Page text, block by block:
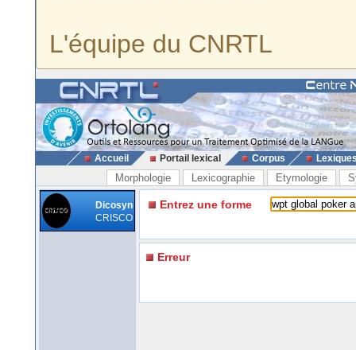
L'équipe du CNRTL
Accueil Portail lexical Corpus
Morphologie Lexicographie Etymologie
Dicosyn
CRISCO
Entrez une forme
Erreur